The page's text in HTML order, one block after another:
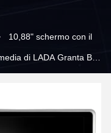
10,88" schermo con il
di LADA Granta В